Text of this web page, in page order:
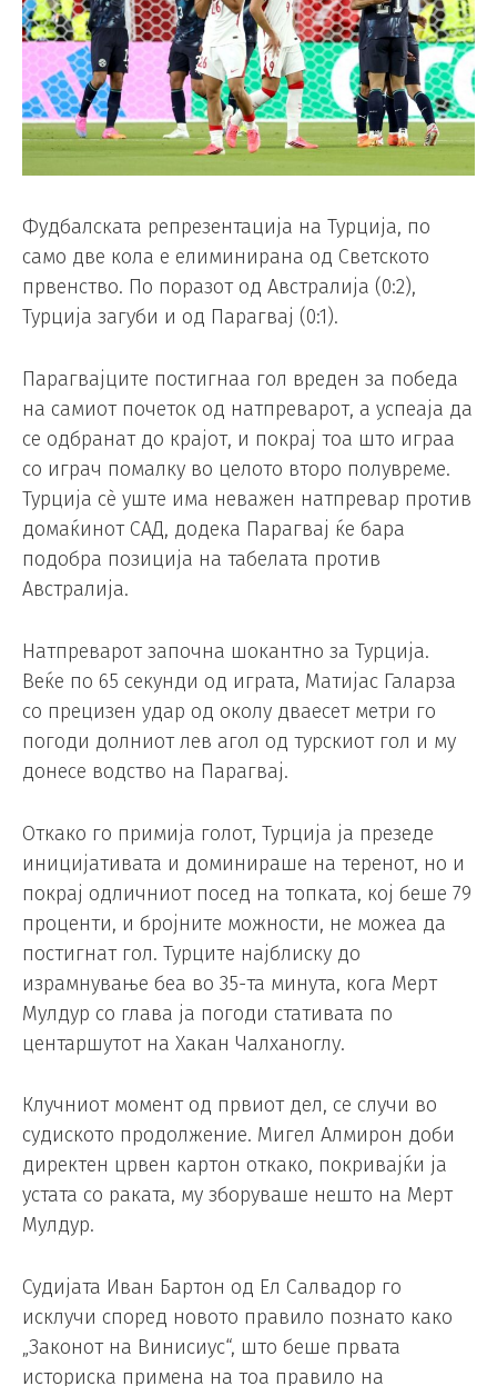
Фудбалската репрезентација на Турција, по
само две кола е елиминирана од Светското
првенство. По поразот од Австралија (0:2),
Турција загуби и од Парагвај (0:1).
Парагвајците постигнаа гол вреден за победа
на самиот почеток од натпреварот, а успеаја да
се одбранат до крајот, и покрај тоа што играа
со играч помалку во целото второ полувреме.
Турција сè уште има неважен натпревар против
домаќинот САД, додека Парагвај ќе бара
подобра позиција на табелата против
Австралија.
Натпреварот започна шокантно за Турција.
Веќе по 65 секунди од играта, Матијас Галарза
со прецизен удар од околу дваесет метри го
погоди долниот лев агол од турскиот гол и му
донесе водство на Парагвај.
Откако го примија голот, Турција ја презеде
иницијативата и доминираше на теренот, но и
покрај одличниот посед на топката, кој беше 79
проценти, и бројните можности, не можеа да
постигнат гол. Турците најблиску до
израмнување беа во 35-та минута, кога Мерт
Мулдур со глава ја погоди стативата по
центаршутот на Хакан Чалханоглу.
Клучниот момент од првиот дел, се случи во
судиското продолжение. Мигел Алмирон доби
директен црвен картон откако, покривајќи ја
устата со раката, му зборуваше нешто на Мерт
Мулдур.
Судијата Иван Бартон од Ел Салвадор го
исклучи според новото правило познато како
„Законот на Винисиус“, што беше првата
историска примена на тоа правило на